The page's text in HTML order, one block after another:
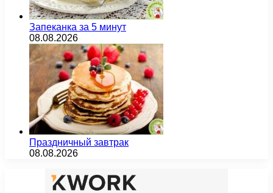
Запеканка за 5 минут
08.08.2026
Праздничный завтрак
08.08.2026